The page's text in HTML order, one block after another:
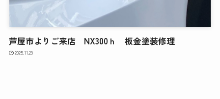
芦屋市よりご来店 NX300ｈ 板金塗装修理
2025.11.29